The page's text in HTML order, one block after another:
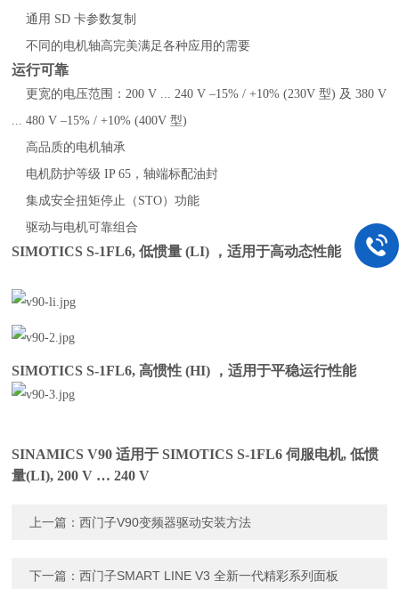
通用 SD 卡参数复制
不同的电机轴高完美满足各种应用的需要
运行可靠
更宽的电压范围：200 V ... 240 V –15% / +10% (230V 型) 及 380 V
... 480 V –15% / +10% (400V 型)
高品质的电机轴承
电机防护等级 IP 65，轴端标配油封
集成安全扭矩停止（STO）功能
驱动与电机可靠组合
SIMOTICS S-1FL6, 低惯量 (LI) ，适用于高动态性能
SIMOTICS S-1FL6, 高惯性 (HI) ，适用于平稳运行性能
SINAMICS V90 适用于 SIMOTICS S-1FL6 伺服电机, 低惯
量(LI), 200 V … 240 V
上一篇：西门子V90变频器驱动安装方法
下一篇：西门子SMART LINE V3 全新一代精彩系列面板